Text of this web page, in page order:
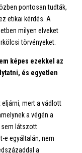
pontosan tudták,
etikai kérdés. A
milyen elveket
törvényeket.
képes ezekkel az
és egyetlen
mert a vádlott
a végén a
sem látszott
e egyáltalán, nem
a